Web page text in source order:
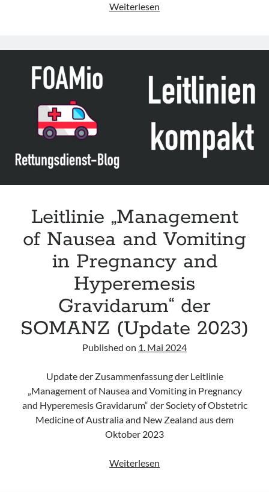
Weiterlesen
Management
Cannabinoid
Hyperemesis
Syndrome“
AGA
Leitlinie „Management
of Nausea and Vomiting
in Pregnancy and
Hyperemesis
Gravidarum“ der
SOMANZ (Update 2023)
Published on 1. Mai 2024
Update der Zusammenfassung der Leitlinie
„Management of Nausea and Vomiting in Pregnancy
and Hyperemesis Gravidarum“ der Society of Obstetric
Medicine of Australia and New Zealand aus dem
Oktober 2023
Weiterlesen